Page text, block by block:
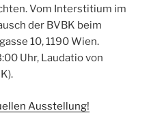
Vom Interstitium im
der BVBK beim
10, 1190 Wien.
Uhr, Laudatio von
Ausstellung!